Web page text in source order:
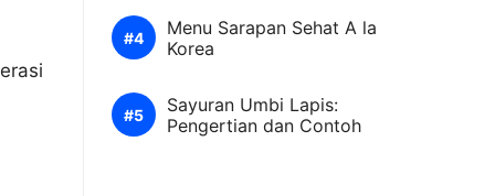
Menu Sarapan Sehat A la
Korea
Sayuran Umbi Lapis:
Pengertian dan Contoh